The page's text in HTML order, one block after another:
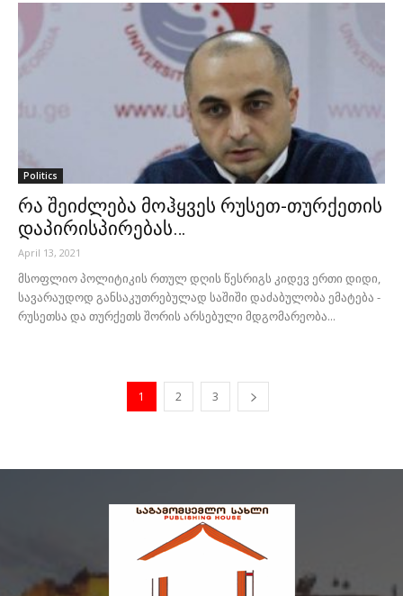
Politics
რა შეიძლება მოჰყვეს რუსეთ-თურქეთის
დაპირისპირებას…
April 13, 2021
მსოფლიო პოლიტიკის რთულ დღის წესრიგს კიდევ ერთი დიდი,
სავარაუდოდ განსაკუთრებულად საშიში დაძაბულობა ემატება -
რუსეთსა და თურქეთს შორის არსებული მდგომარეობა...
1 2 3